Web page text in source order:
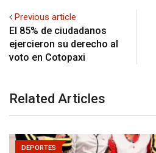
Previous article
El 85% de ciudadanos
ejercieron su derecho al
voto en Cotopaxi
Related Articles
DEPORTES